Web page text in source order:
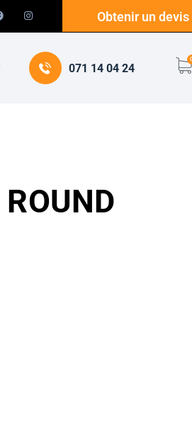
Obtenir un devis
071 14 04 24